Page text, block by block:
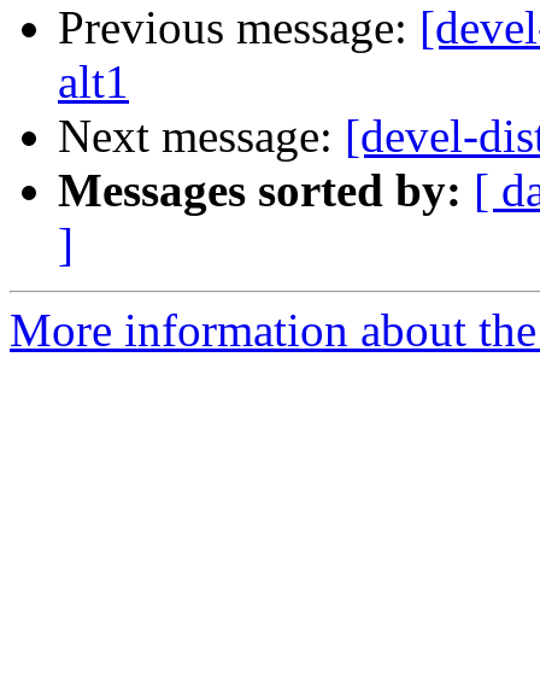
Previous message:
alt1
Next message: [devel-
Messages sorted by: [
]
More information about